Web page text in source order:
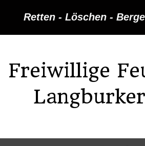
Retten - Löschen -
Freiwillige